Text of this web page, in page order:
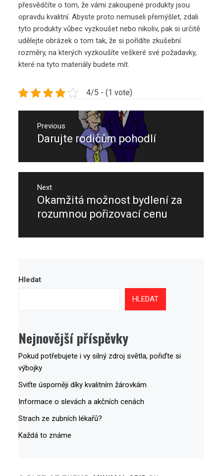
přesvědčíte o tom, že vámi zakoupené produkty jsou
opravdu kvalitní. Abyste proto nemuseli přemýšlet, zdali
tyto produkty vůbec vyzkoušet nebo nikoliv, pak si určitě
udělejte obrázek o tom tak, že si pořídíte zkušební
rozměry, na kterých vyzkoušíte veškeré své požadavky,
které na tyto materiály budete mít.
4/5 - (1 vote)
Navigace
příspěvek
Previous
Previous
Darujte rodičům pohodlí
Next
Next
post:
Okamžitá možnost bydlení za
rozumnou pořizovací cenu
Hledat
HLEDAT
Nejnovější příspěvky
Pokud potřebujete i vy silný zdroj světla, pořiďte si
výbojky
Sviťte úsporněji díky kvalitním žárovkám
Informace o slevách a akčních cenách
Strach ze zubních lékařů?
Každá to známe